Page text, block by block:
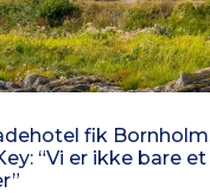
fik
“Vi er ikke bare